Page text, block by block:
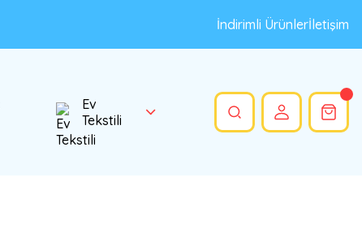
İndirimli Ürünlerİletişim
Ev
Tekstili